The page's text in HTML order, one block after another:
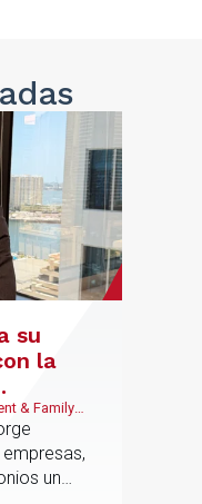
su
la
el
legal y
& Family
and
un